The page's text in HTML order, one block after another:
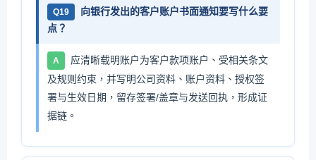
Q19
向银行发出的客户账户书面通知要写什么要
点？
A
应清晰载明账户为客户款项账户、受相关条文
及规则约束，并写明公司资料、账户资料、授权签
署与生效日期，留存签署/盖章与发送回执，形成证
据链。